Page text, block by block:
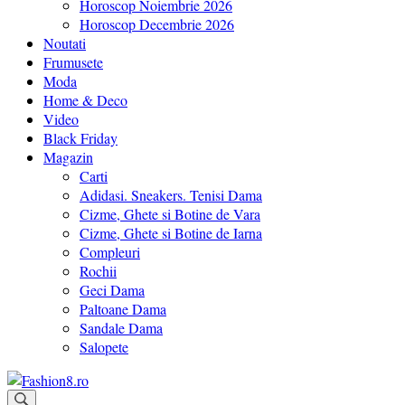
Horoscop Noiembrie 2026
Horoscop Decembrie 2026
Noutati
Frumusete
Moda
Home & Deco
Video
Black Friday
Magazin
Carti
Adidasi. Sneakers. Tenisi Dama
Cizme, Ghete si Botine de Vara
Cizme, Ghete si Botine de Iarna
Compleuri
Rochii
Geci Dama
Paltoane Dama
Sandale Dama
Salopete